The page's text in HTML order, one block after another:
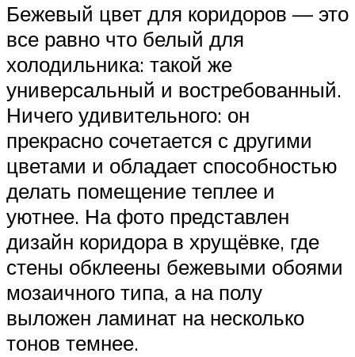
Бежевый цвет для коридоров — это
все равно что белый для
холодильника: такой же
универсальный и востребованный.
Ничего удивительного: он
прекрасно сочетается с другими
цветами и обладает способностью
делать помещение теплее и
уютнее. На фото представлен
дизайн коридора в хрущёвке, где
стены обклеены бежевыми обоями
мозаичного типа, а на полу
выложен ламинат на несколько
тонов темнее.